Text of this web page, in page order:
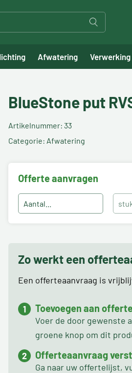
Afwatering
BlueStone put
Artikelnummer: 33
Categorie: Afwatering
Offerte aanvragen
Zo werkt een
Een offerteaanvraag is
Toevoegen aan
Voer de door gewenste
groene knop om dit
Offerteaanvraag
Ga naar uw offertelijst,